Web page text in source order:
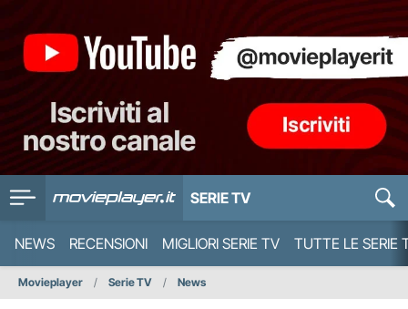
SERIE TV
NEWS RECENSIONI MIGLIORI SERIE TV TUTTE LE SERIE
Movieplayer Serie TV News